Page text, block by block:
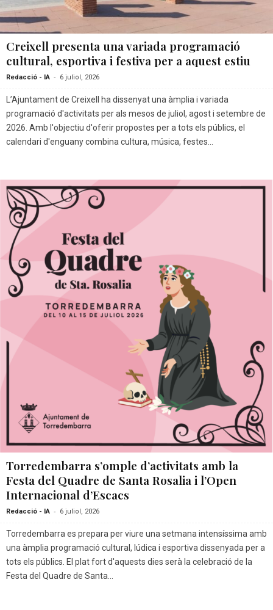
Creixell presenta una variada programació
cultural, esportiva i festiva per a aquest estiu
Redacció - IA - 6 juliol, 2026
L’Ajuntament de Creixell ha dissenyat una àmplia i variada
programació d'activitats per als mesos de juliol, agost i setembre de
2026. Amb l'objectiu d'oferir propostes per a tots els públics, el
calendari d'enguany combina cultura, música, festes...
Torredembarra s’omple d’activitats amb la
Festa del Quadre de Santa Rosalia i l’Open
Internacional d’Escacs
Redacció - IA - 6 juliol, 2026
Torredembarra es prepara per viure una setmana intensíssima amb
una àmplia programació cultural, lúdica i esportiva dissenyada per a
tots els públics. El plat fort d'aquests dies serà la celebració de la
Festa del Quadre de Santa...